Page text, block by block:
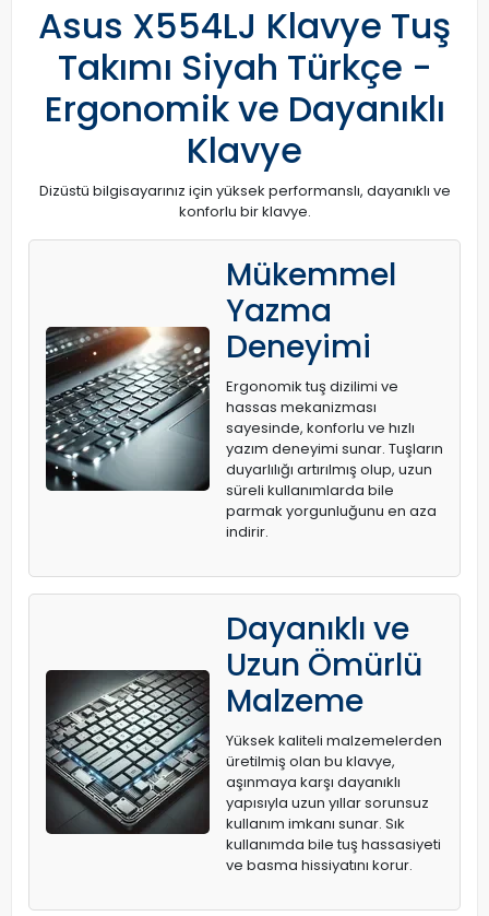
Asus X554LJ Klavye Tuş
Takımı Siyah Türkçe -
Ergonomik ve Dayanıklı
Klavye
Dizüstü bilgisayarınız için yüksek performanslı, dayanıklı ve
konforlu bir klavye.
Mükemmel
Yazma
Deneyimi
Ergonomik tuş dizilimi ve
hassas mekanizması
sayesinde, konforlu ve hızlı
yazım deneyimi sunar. Tuşların
duyarlılığı artırılmış olup, uzun
süreli kullanımlarda bile
parmak yorgunluğunu en aza
indirir.
Dayanıklı ve
Uzun Ömürlü
Malzeme
Yüksek kaliteli malzemelerden
üretilmiş olan bu klavye,
aşınmaya karşı dayanıklı
yapısıyla uzun yıllar sorunsuz
kullanım imkanı sunar. Sık
kullanımda bile tuş hassasiyeti
ve basma hissiyatını korur.